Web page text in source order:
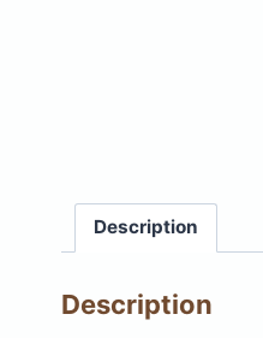
Description
Description